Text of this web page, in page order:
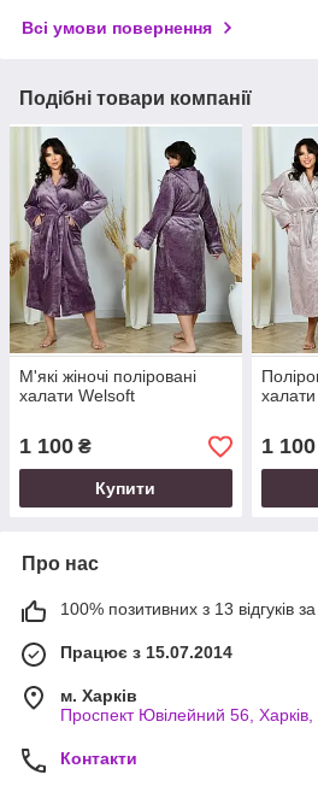
Всі умови повернення
Подібні товари компанії
М'які жіночі поліровані
халати Welsoft
1 100 ₴
Купити
1 100
Про нас
100% позитивних з 13 відгуків за
Працює з 15.07.2014
м. Харків
Проспект Ювілейний 56, Харків,
Контакти